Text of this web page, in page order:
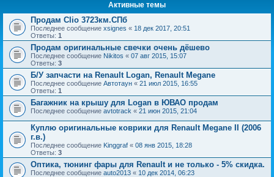
Активные темы
Продам Clio 3723км.СПб
Последнее сообщение xsignes « 18 дек 2017, 20:51
Ответы: 1
Продам оригинальные свечки очень дёшево
Последнее сообщение Nikitos « 07 авг 2015, 15:07
Ответы: 3
Б/У запчасти на Renault Logan, Renault Megane
Последнее сообщение Автотаун « 21 июл 2015, 16:55
Ответы: 1
Багажник на крышу для Logan в ЮВАО продам
Последнее сообщение avtotrack « 21 июн 2015, 21:04
Куплю оригинальные коврики для Renault Megane II (2006
г.в.)
Последнее сообщение Kinggraf « 08 янв 2015, 18:28
Ответы: 3
Оптика, тюнинг фары для Renault и не только - 5% скидка.
Последнее сообщение auto2013 « 10 дек 2014, 06:23